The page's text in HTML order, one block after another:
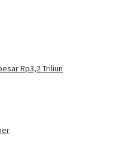
Rp3,2 Triliun